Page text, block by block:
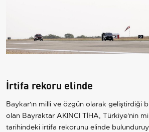
İrtifa rekoru elinde
Baykar'ın milli ve özgün olarak geliştirdiği
olan Bayraktar AKINCI TİHA, Türkiye'nin
tarihindeki irtifa rekorunu elinde